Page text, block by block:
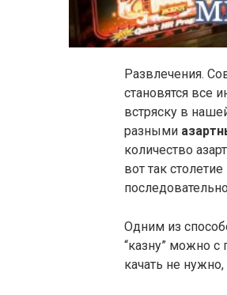
Развлечения.
становятся все
встряску в
разными
количество
вот так
Одним из
“казну” можно
качать не